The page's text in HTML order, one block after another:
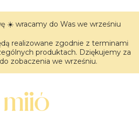
☀️ wracamy do Was we wrześniu
realizowane zgodnie z terminami
produktach. Dziękujemy za
zobaczenia we wrześniu.